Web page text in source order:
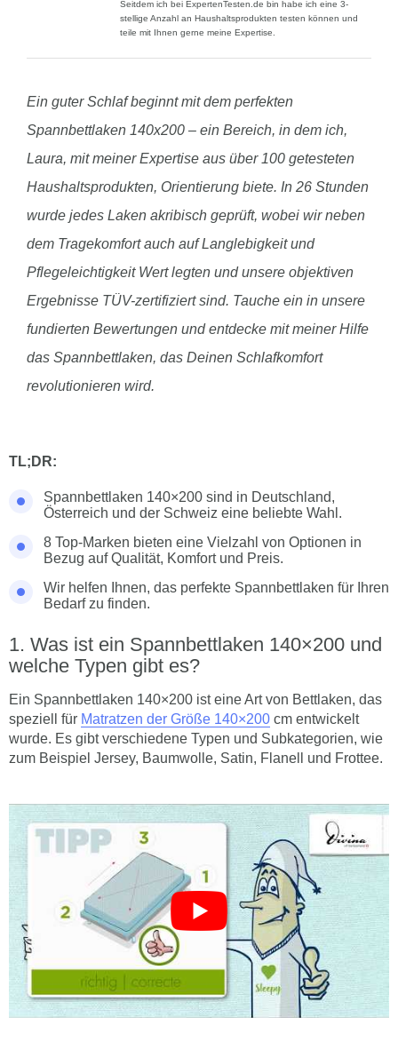
Seitdem ich bei ExpertenTesten.de bin habe ich eine 3-
stellige Anzahl an Haushaltsprodukten testen können und
teile mit Ihnen gerne meine Expertise.
Ein guter Schlaf beginnt mit dem perfekten
Spannbettlaken 140x200 – ein Bereich, in dem ich,
Laura, mit meiner Expertise aus über 100 getesteten
Haushaltsprodukten, Orientierung biete. In 26 Stunden
wurde jedes Laken akribisch geprüft, wobei wir neben
dem Tragekomfort auch auf Langlebigkeit und
Pflegeleichtigkeit Wert legten und unsere objektiven
Ergebnisse TÜV-zertifiziert sind. Tauche ein in unsere
fundierten Bewertungen und entdecke mit meiner Hilfe
das Spannbettlaken, das Deinen Schlafkomfort
revolutionieren wird.
TL;DR:
Spannbettlaken 140×200 sind in Deutschland,
Österreich und der Schweiz eine beliebte Wahl.
8 Top-Marken bieten eine Vielzahl von Optionen in
Bezug auf Qualität, Komfort und Preis.
Wir helfen Ihnen, das perfekte Spannbettlaken für Ihren
Bedarf zu finden.
Was ist ein Spannbettlaken 140×200 und
welche Typen gibt es?
Ein Spannbettlaken 140×200 ist eine Art von Bettlaken, das
speziell für Matratzen der Größe 140×200 cm entwickelt
wurde. Es gibt verschiedene Typen und Subkategorien, wie
zum Beispiel Jersey, Baumwolle, Satin, Flanell und Frottee.